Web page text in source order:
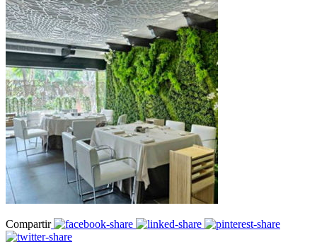
Compartir